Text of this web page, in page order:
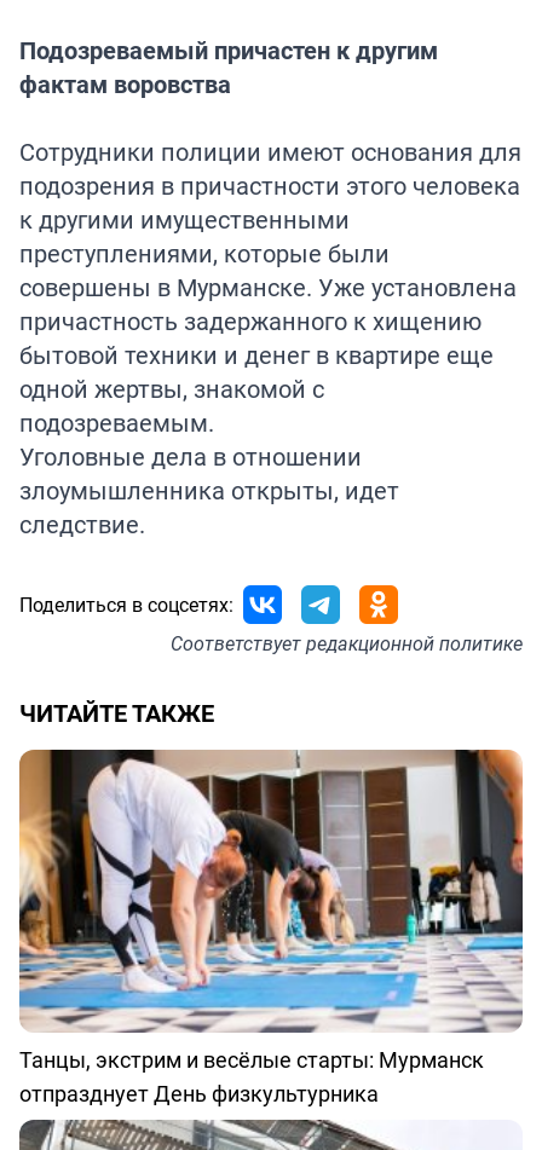
Подозреваемый причастен к другим
фактам воровства
Сотрудники полиции имеют основания для
подозрения в причастности этого человека
к другими имущественными
преступлениями, которые были
совершены в Мурманске. Уже установлена
причастность задержанного к хищению
бытовой техники и денег в квартире еще
одной жертвы, знакомой с
подозреваемым.
Уголовные дела в отношении
злоумышленника открыты, идет
следствие.
Поделиться в соцсетях:
Соответствуетредакционной политике
ЧИТАЙТЕ ТАКЖЕ
Танцы, экстрим и весёлые старты: Мурманск
отпразднует День физкультурника